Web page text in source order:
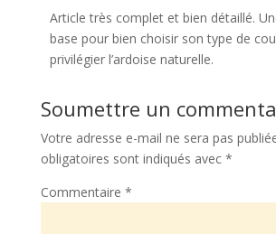
Article très complet et bien détaillé.
base pour bien choisir son type de
privilégier l’ardoise naturelle.
Soumettre un
Votre adresse e-mail ne sera pas
obligatoires sont indiqués avec *
Commentaire *